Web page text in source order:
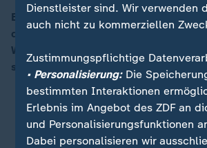
Erstmals hat eine Bundesregierung
der Energiewende unter die Lupe
Wirtschaftsministerin Reiche will
setzen. Bremst sie Erneuerbare aus?
Dienstleister sind. Wir verwenden
auch nicht zu kommerziellen
Zustimmungspflichtige
• Personalisierung:Die
bestimmten Interaktionen
Erlebnis im Angebot des ZDF an
und Personalisierungsfunktionen
Dabei personalisieren wir